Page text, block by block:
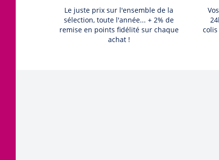
Le juste prix sur l'ensemble de la
sélection, toute l'année... + 2% de
remise en points fidélité sur chaque
achat !